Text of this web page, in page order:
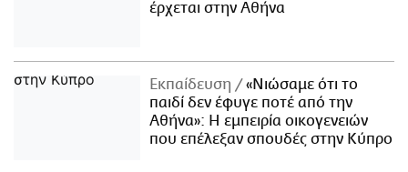
έρχεται στην Αθήνα
Εκπαίδευση
«Νιώσαμε ότι το
παιδί δεν έφυγε ποτέ από την
Αθήνα»: Η εμπειρία οικογενειών
που επέλεξαν σπουδές στην Κύπρο